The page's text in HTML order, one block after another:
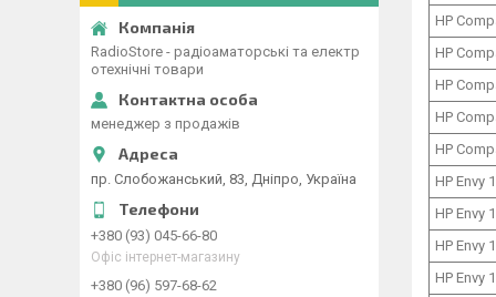
HP
HP
HP
HP
HP
HP Envy
HP Envy
HP Envy
HP Envy
RadioStore - радіоаматорські та електр
отехнічні товари
менеджер з продажів
пр. Слобожанський, 83, Дніпро, Україна
+380 (93) 045-66-80
Офіс інтернет-магазину
+380 (96) 597-68-62